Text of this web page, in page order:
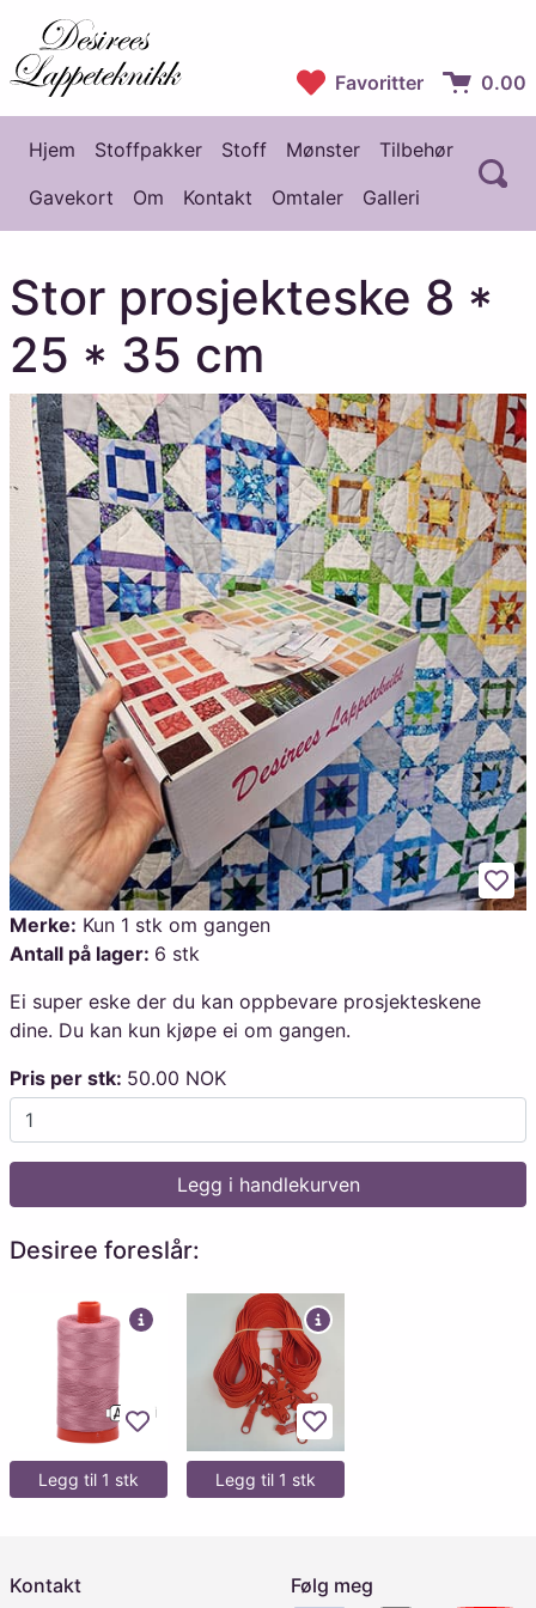
Desirees Lappeteknikk
Favoritter 0.00
Hovedmeny
Hjem Stoffpakker Stoff Mønster
Tilbehør
Gavekort
Om Kontakt Omtaler Galleri
Stor prosjekteske 8 *
25 * 35 cm
Merke: Kun 1 stk om gangen
Antall på lager: 6 stk
Ei super eske der du kan oppbevare prosjekteskene
dine. Du kan kun kjøpe ei om gangen.
Pris per stk: 50.00 NOK
Legg i handlekurven
Desiree foreslår:
Legg til favoritter
Legg til 1 stk
Legg til favoritter
Legg til 1 stk
Kontakt Følg meg